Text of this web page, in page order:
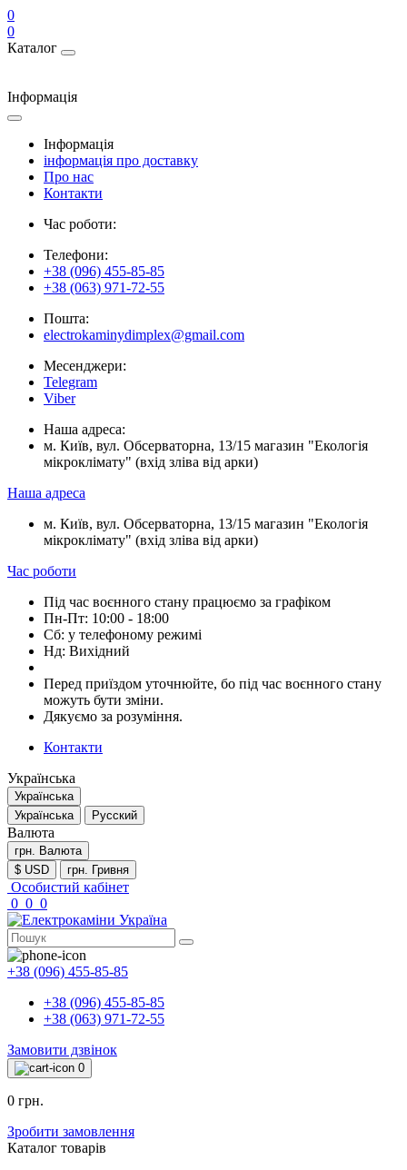
0
0
Каталог
Інформація
Інформація
інформація про доставку
Про нас
Контакти
Час роботи:
Телефони:
+38 (096) 455-85-85
+38 (063) 971-72-55
Пошта:
electrokaminydimplex@gmail.com
Месенджери:
Telegram
Viber
Наша адреса:
м. Київ, вул. Обсерваторна, 13/15 магазин "Екологія
мікроклімату" (вхід зліва від арки)
Наша адреса
м. Київ, вул. Обсерваторна, 13/15 магазин "Екологія
мікроклімату" (вхід зліва від арки)
Час роботи
Під час воєнного стану працюємо за графіком
Пн-Пт: 10:00 - 18:00
Сб: у телефоному режимі
Нд: Вихідний
Перед приїздом уточнюйте, бо під час воєнного стану
можуть бути зміни.
Дякуємо за розуміння.
Контакти
Українська
Українська
Українська
Русский
Валюта
грн. Валюта
$ USD
грн. Гривня
Особистий кабінет
0 0 0
+38 (096) 455-85-85
+38 (096) 455-85-85
+38 (063) 971-72-55
Замовити дзвінок
0
0 грн.
Зробити замовлення
Каталог товарів